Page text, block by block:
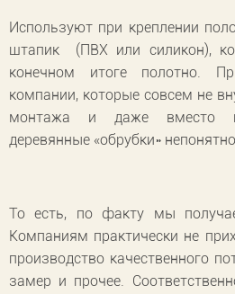
Используют при креплении
штапик (ПВХ или силикон),
конечном итоге полотно.
компании, которые совсем не
монтажа и даже вместо
деревянные «обрубки»
То есть, по факту мы
Компаниям практически не
производство качественного
замер и прочее.